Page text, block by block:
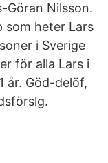
Göran Nilsson.
som heter Lars
i Sverige
för alla Lars i
år. Göd-delöf,